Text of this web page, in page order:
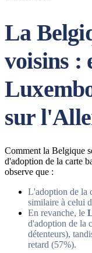
La
voisins :
sur
Comment la Belgique
d'adoption de la carte
observe que :
L'adoption de la
similaire à celui
En revanche, le
d'adoption de la
détenteurs),
retard (57%).